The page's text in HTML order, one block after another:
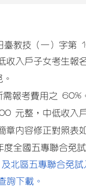
教技（一）字第
入戶子女考生報
報考費用之 60%
元整，中低收入
章內容修正對照表
全國五專聯合免
北區五專聯合免試
詢下載。